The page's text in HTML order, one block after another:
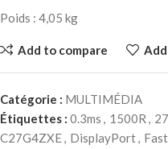
Poids : 4,05 kg
Add to compare
Catégorie : MULTIMÉDIA
Étiquettes : 0.3ms , 1500R ,
C27G4ZXE, DisplayPort,